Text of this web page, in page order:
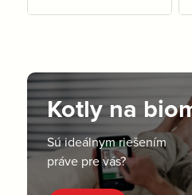
Kotly na
Sú ideálnym riešením
práve pre vás?